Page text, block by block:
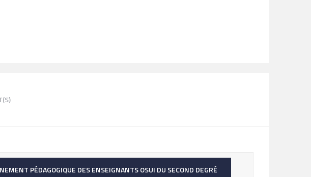
PÉDAGOGIQUE DES ENSEIGNANTS OSUI DU SECOND DEGRÉ